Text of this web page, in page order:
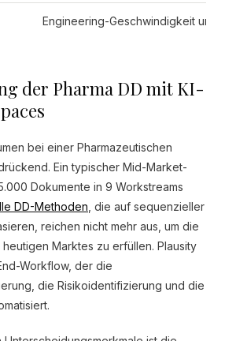
Engineering-Geschwindigkeit und
der Pharma DD mit KI-
bei einer Pharmazeutischen
Ein typischer Mid-Market-
Dokumente in 9 Workstreams
DD-Methoden , die auf sequenzieller
reichen nicht mehr aus, um die
Marktes zu erfüllen. Plausity
Workflow, der die
die Risikoidentifizierung und die